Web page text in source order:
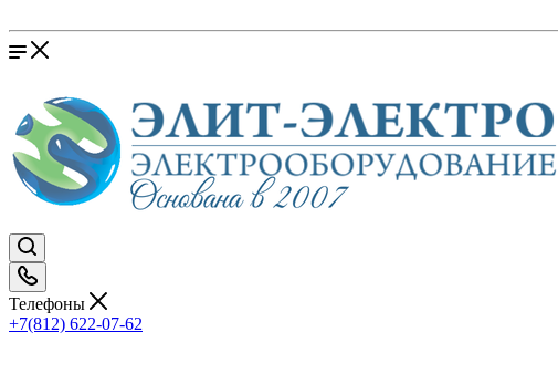
Телефоны
+7(812) 622-07-62